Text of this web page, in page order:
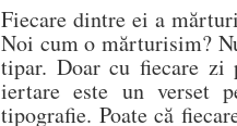
Fiecare dintre ei a
Noi cum o mărturisim?
tipar. Doar cu fiecare zi
iertare este un verset
tipografie. Poate că